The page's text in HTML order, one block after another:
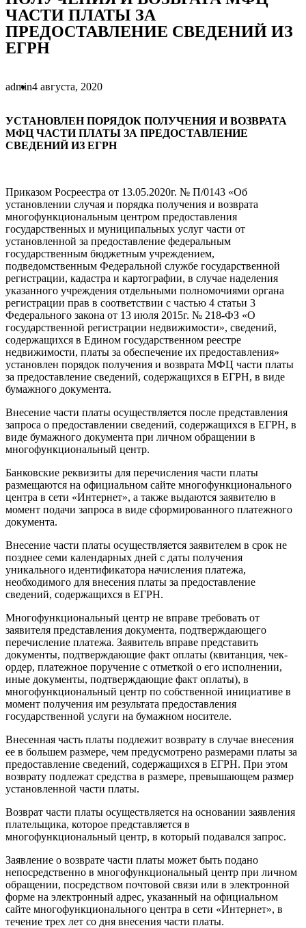
ЧАСТИ ПЛАТЫ ЗА
ПРЕДОСТАВЛЕНИЕ СВЕДЕНИЙ ИЗ
ЕГРН
admin4 августа, 2020
УСТАНОВЛЕН ПОРЯДОК ПОЛУЧЕНИЯ И ВОЗВРАТА
МФЦ ЧАСТИ ПЛАТЫ ЗА ПРЕДОСТАВЛЕНИЕ
СВЕДЕНИЙ ИЗ ЕГРН
Приказом Росреестра от 13.05.2020г. № П/0143 «Об
установлении случая и порядка получения и возврата
многофункциональным центром предоставления
государственных и муниципальных услуг части от
установленной за предоставление федеральным
государственным бюджетным учреждением,
подведомственным Федеральной службе государственной
регистрации, кадастра и картографии, в случае наделения
указанного учреждения отдельными полномочиями органа
регистрации прав в соответствии с частью 4 статьи 3
Федерального закона от 13 июля 2015г. № 218-ФЗ «О
государственной регистрации недвижимости», сведений,
содержащихся в Едином государственном реестре
недвижимости, платы за обеспечение их предоставления»
установлен порядок получения и возврата МФЦ части платы
за предоставление сведений, содержащихся в ЕГРН, в виде
бумажного документа.
Внесение части платы осуществляется после представления
запроса о предоставлении сведений, содержащихся в ЕГРН, в
виде бумажного документа при личном обращении в
многофункциональный центр.
Банковские реквизиты для перечисления части платы
размещаются на официальном сайте многофункционального
центра в сети «Интернет», а также выдаются заявителю в
момент подачи запроса в виде сформированного платежного
документа.
Внесение части платы осуществляется заявителем в срок не
позднее семи календарных дней с даты получения
уникального идентификатора начисления платежа,
необходимого для внесения платы за предоставление
сведений, содержащихся в ЕГРН.
Многофункциональный центр не вправе требовать от
заявителя представления документа, подтверждающего
перечисление платежа. Заявитель вправе представить
документы, подтверждающие факт оплаты (квитанция, чек-
ордер, платежное поручение с отметкой о его исполнении,
иные документы, подтверждающие факт оплаты), в
многофункциональный центр по собственной инициативе в
момент получения им результата предоставления
государственной услуги на бумажном носителе.
Внесенная часть платы подлежит возврату в случае внесения
ее в большем размере, чем предусмотрено размерами платы за
предоставление сведений, содержащихся в ЕГРН. При этом
возврату подлежат средства в размере, превышающем размер
установленной части платы.
Возврат части платы осуществляется на основании заявления
плательщика, которое представляется в
многофункциональный центр, в который подавался запрос.
Заявление о возврате части платы может быть подано
непосредственно в многофункциональный центр при личном
обращении, посредством почтовой связи или в электронной
форме на электронный адрес, указанный на официальном
сайте многофункционального центра в сети «Интернет», в
течение трех лет со дня внесения части платы.